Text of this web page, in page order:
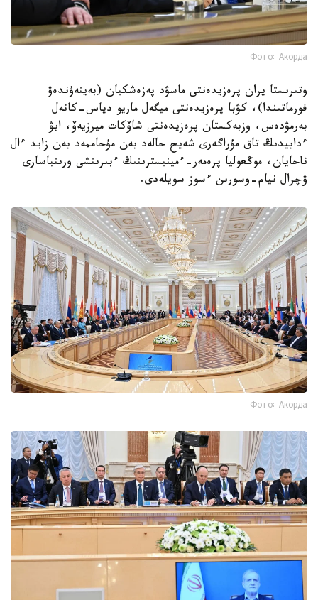
Фото: Акорда
وتىرىستا يران پرەزيدەنتى ماسۋد پەزەشكيان (بەينەۇندەۋ
فورماتىندا)، كۋبا پرەزيدەنتى ميگەل ماريو دياس-كانەل
بەرمۋدەس، وزبەكستان پرەزيدەنتى شاۆكات ميرزيەۆ، ابۋ
ءدابيدىڭ تاق مۇراگەرى شەيح حالەد بەن مۇحاممەد بەن زايد ءال
ناحايان، موڭعوليا پرەمەر-ءمينيسترىنىڭ ءبىرىنشى ورىنباسارى
ۋچرال نيام-وسورىن ءسوز سويلەدى.
Фото: Акорда